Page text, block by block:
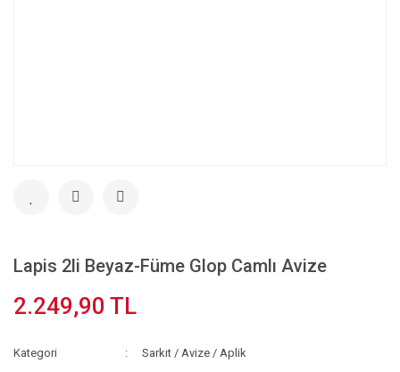
Lapis 2li Beyaz-Füme Glop Camlı Avize
2.249,90 TL
Kategori Sarkıt / Avize / Aplik